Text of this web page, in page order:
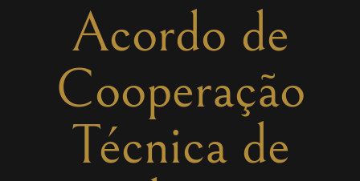
Acordo de
Cooperação
Técnica de